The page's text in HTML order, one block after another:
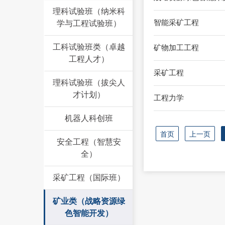
理科试验班（纳米科
学与工程试验班）
工科试验班类（卓越
工程人才）
理科试验班（拔尖人
才计划）
机器人科创班
安全工程（智慧安
全）
采矿工程（国际班）
矿业类（战略资源绿
色智能开发）
智能采矿工程
矿物加工工程
采矿工程
工程力学
首页 上一页